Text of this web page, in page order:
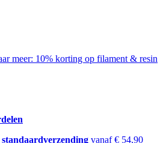
meer: ​​10% korting op filament & resin
vanaf € 54,90